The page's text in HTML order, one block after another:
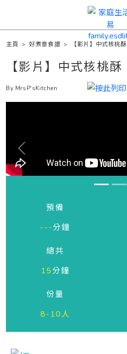
主頁 >好煮意食譜 > 【影片】中式核桃酥
【影片】中式核桃酥
By MrsP'sKitchen
Previous
預備
---分鐘
總共
15分鐘
份量
8-10人